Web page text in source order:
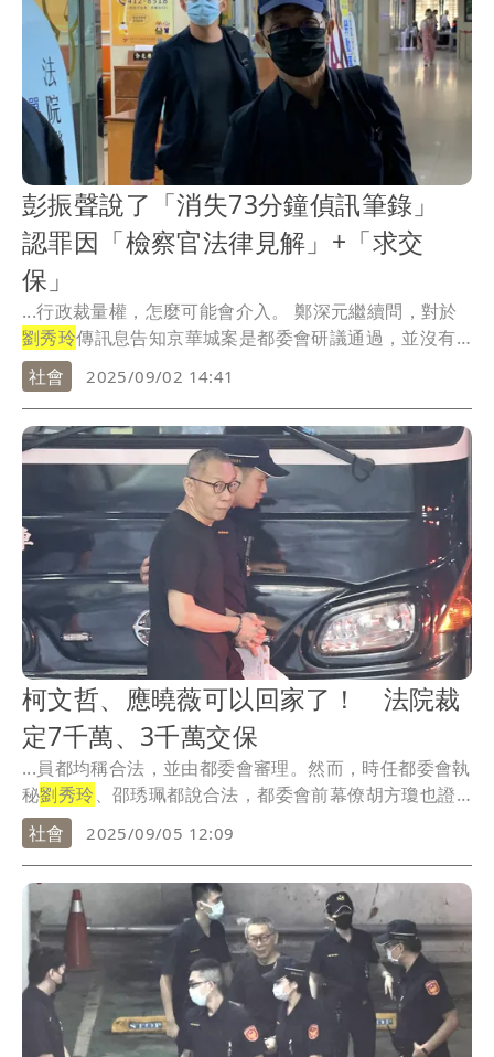
彭振聲說了「消失73分鐘偵訊筆錄」
認罪因「檢察官法律見解」+「求交
保」
...行政裁量權，怎麼可能會介入。 鄭深元繼續問，對於
劉秀玲傳訊息告知京華城案是都委會研議通過，並沒有
違...
社會 2025/09/02 14:41
柯文哲、應曉薇可以回家了！ 法院裁
定7千萬、3千萬交保
...員都均稱合法，並由都委會審理。然而，時任都委會執
秘劉秀玲、邵琇珮都說合法，都委會前幕僚胡方瓊也證
稱依...
社會 2025/09/05 12:09